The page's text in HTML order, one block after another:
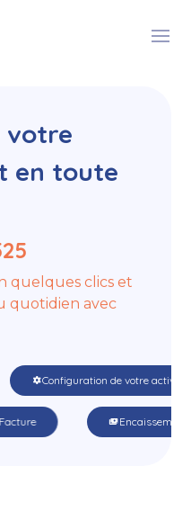
votre
en toute
quelques clics et
quotidien avec
Configuration de votre activité
receiptFacture payments